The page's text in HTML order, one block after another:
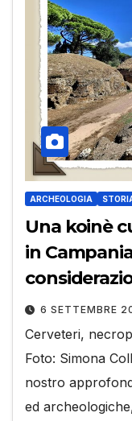
ARCHEOLOGIA
Una koinè
in
6 SETTEMBRE
Cerveteri,
Foto: Simona
nostro
ed